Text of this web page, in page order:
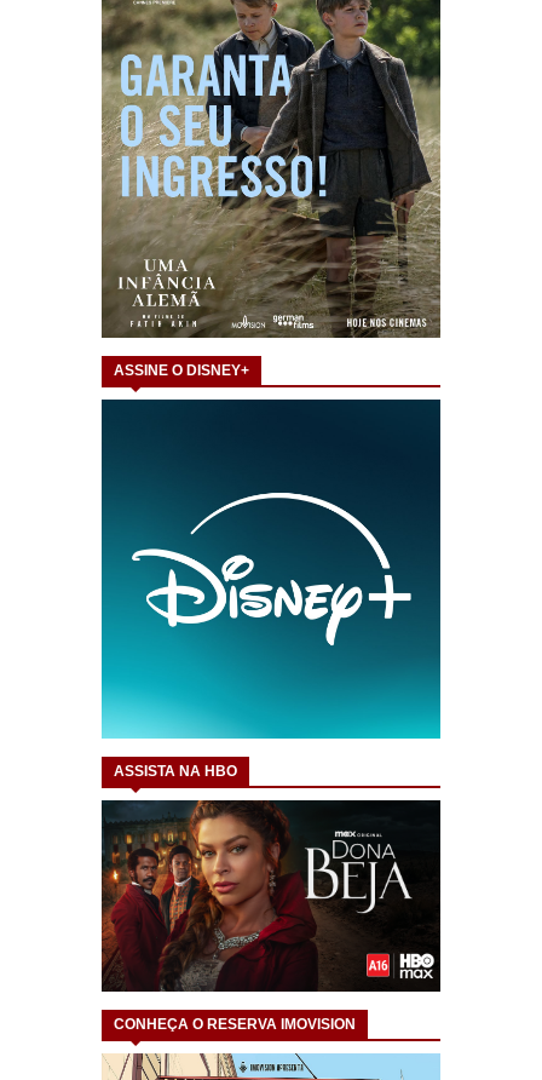
ASSINE O DISNEY+
ASSISTA NA HBO
CONHEÇA O RESERVA IMOVISION